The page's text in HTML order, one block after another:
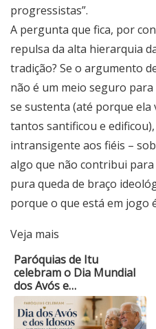
progressistas”.
A pergunta que fica, por
repulsa da alta hierarquia
tradição? Se o argumento
não é um meio seguro para
se sustenta (até porque
tantos santificou e
intransigente aos fiéis –
algo que não contribui para
pura queda de braço
porque o que está em jogo
Veja mais
Paróquias de Itu
celebram o Dia Mundial
dos Avós e…